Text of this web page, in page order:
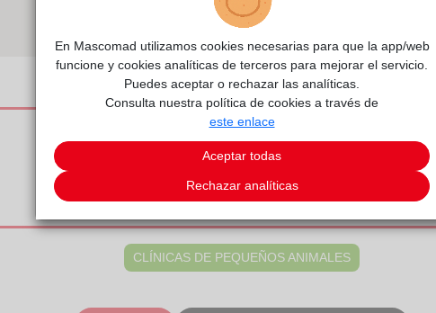
CLÍNICAS DE PEQUEÑOS ANIMALES
En Mascomad utilizamos cookies necesarias para que la app/web
funcione y cookies analíticas de terceros para mejorar el servicio.
Puedes aceptar o rechazar las analíticas.
Consulta nuestra política de cookies a través de
este enlace
Aceptar todas
Rechazar analíticas